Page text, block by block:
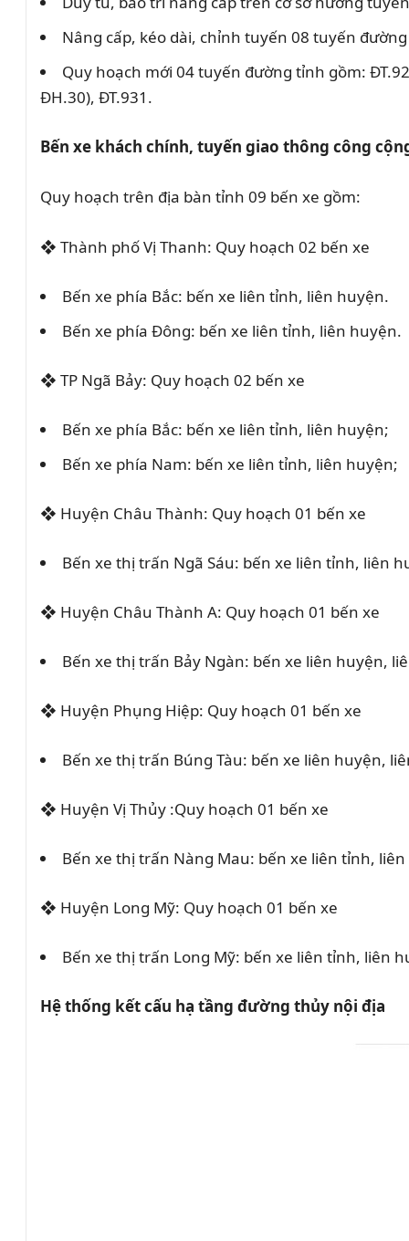
Nâng cấp, kéo dài, chỉnh tuyến 08 tuyến đường
Quy hoạch mới 04 tuyến đường tỉnh gồm:
ĐH.30), ĐT.931.
Bến xe khách chính, tuyến giao thông công
Quy hoạch trên địa bàn tỉnh 09 bến xe gồm:
❖ Thành phố Vị Thanh: Quy hoạch 02 bến xe
Bến xe phía Bắc: bến xe liên tỉnh, liên huyện.
Bến xe phía Đông: bến xe liên tỉnh, liên huyện.
❖ TP Ngã Bảy: Quy hoạch 02 bến xe
Bến xe phía Bắc: bến xe liên tỉnh, liên huyện;
Bến xe phía Nam: bến xe liên tỉnh, liên huyện;
❖ Huyện Châu Thành: Quy hoạch 01 bến xe
Bến xe thị trấn Ngã Sáu: bến xe liên tỉnh, liên
❖ Huyện Châu Thành A: Quy hoạch 01 bến xe
Bến xe thị trấn Bảy Ngàn: bến xe liên huyện,
❖ Huyện Phụng Hiệp: Quy hoạch 01 bến xe
Bến xe thị trấn Búng Tàu: bến xe liên huyện,
❖ Huyện Vị Thủy :Quy hoạch 01 bến xe
Bến xe thị trấn Nàng Mau: bến xe liên tỉnh,
❖ Huyện Long Mỹ: Quy hoạch 01 bến xe
Bến xe thị trấn Long Mỹ: bến xe liên tỉnh, liên
Hệ thống kết cấu hạ tầng đường thủy nội địa